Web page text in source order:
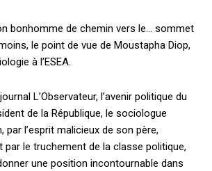
bonhomme de chemin vers le… sommet
le point de vue de Moustapha Diop,
à l’ESEA.
L’Observateur, l’avenir politique du
de la République, le sociologue
par l’esprit malicieux de son père,
par le truchement de la classe politique,
une position incontournable dans